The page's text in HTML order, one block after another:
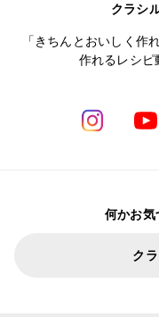
クラシ
「きちんとおいしく作
作れるレシピ
何かお気
ク